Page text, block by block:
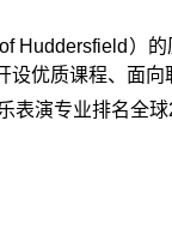
Huddersfield）
设优质课程、面
表演专业排名全